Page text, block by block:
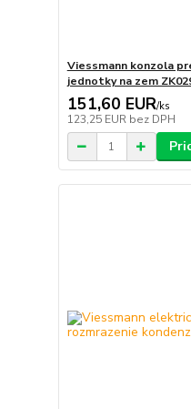
Viessmann konzola
jednotky na zem
151,60 EUR/ks
123,25 EUR bez DPH